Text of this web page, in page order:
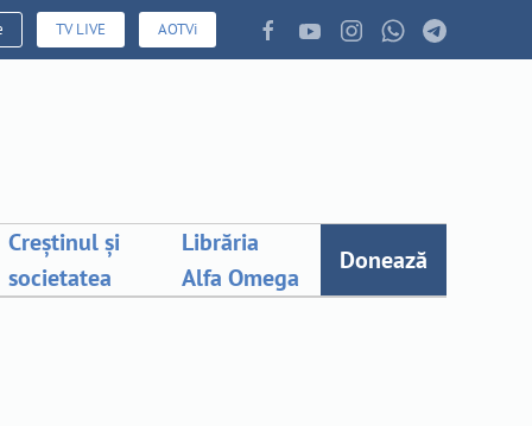
TV LIVE AOTVi
Creștinul și
societatea
Librăria
Alfa Omega
Donează